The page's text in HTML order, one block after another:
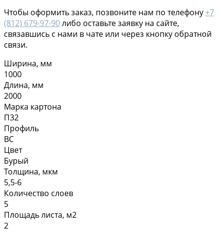
Чтобы оформить заказ, позвоните нам по телефону +7
(812) 679-97-90либо оставьте заявку на сайте,
связавшись с нами в чате или через кнопку обратной
связи.
Ширина, мм
1000
Длина, мм
2000
Марка картона
П32
Профиль
ВС
Цвет
Бурый
Толщина, мкм
5,5-6
Количество слоев
5
Площадь листа, м2
2